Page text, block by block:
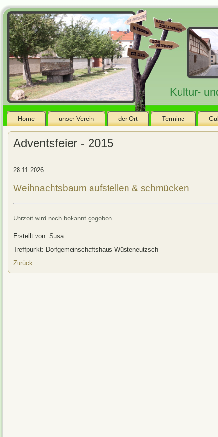
Kultur-
Home unser Verein der Ort Termine
Adventsfeier - 2015
28.11.2026
Weihnachtsbaum aufstellen & schmücken
Uhrzeit wird noch bekannt gegeben.
Erstellt von: Susa
Treffpunkt: Dorfgemeinschaftshaus Wüsteneutzsch
Zurück